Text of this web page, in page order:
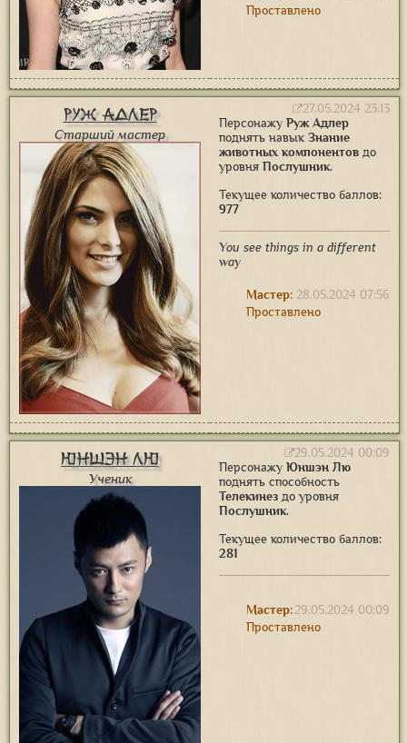
Проставлено
Руж Адлер
Старший мастер
27.05.2024 23:13
Персонажу Руж Адлер
поднять навык Знание
животных компонентов до
уровня Послушник.
Текущее количество баллов:
977
You see things in a different
way
28.05.2024 07:56
Мастер:
Проставлено
Юншэн Лю
Ученик
29.05.2024 00:09
Персонажу Юншэн Лю
поднять способность
Телекинез до уровня
Послушник.
Текущее количество баллов:
281
29.05.2024 00:09
Мастер:
Проставлено